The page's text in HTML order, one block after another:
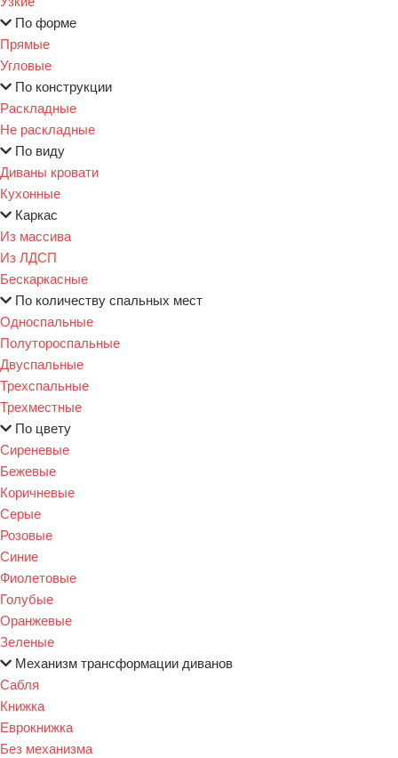
По форме
Прямые
Угловые
По конструкции
Раскладные
Не раскладные
По виду
Диваны кровати
Кухонные
Каркас
Из массива
Из ЛДСП
Бескаркасные
По количеству спальных мест
Односпальные
Полутороспальные
Двуспальные
Трехспальные
Трехместные
По цвету
Сиреневые
Бежевые
Коричневые
Серые
Розовые
Синие
Фиолетовые
Голубые
Оранжевые
Зеленые
Механизм трансформации диванов
Сабля
Книжка
Еврокнижка
Без механизма